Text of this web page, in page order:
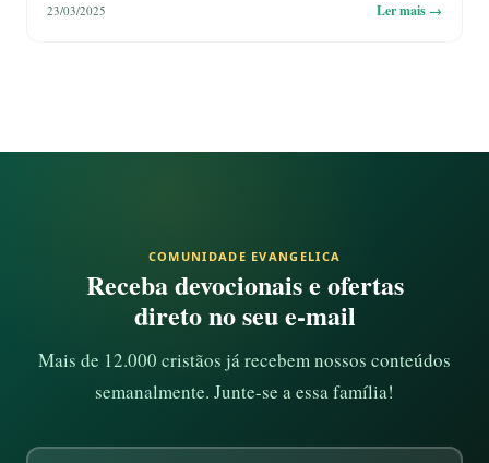
23/03/2025 Ler mais →
COMUNIDADE EVANGELICA
Receba devocionais e ofertas
direto no seu e-mail
Mais de 12.000 cristãos já recebem nossos conteúdos
semanalmente. Junte-se a essa família!